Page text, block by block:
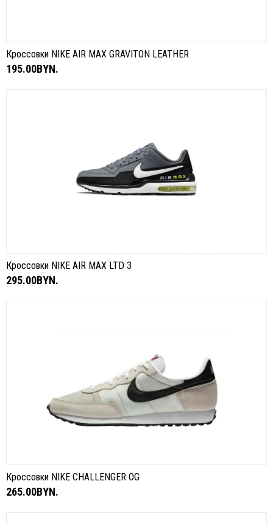
Кроссовки NIKE AIR MAX GRAVITON LEATHER
195.00BYN.
Кроссовки NIKE AIR MAX LTD 3
295.00BYN.
Кроссовки NIKE CHALLENGER OG
265.00BYN.